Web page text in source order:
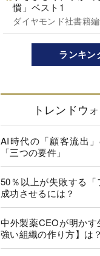
慣」ベスト1
ダイヤモンド社書籍
ランキン
トレンドウ
AI時代の「顧客流出
「三つの要件」
50％以上が失敗する
成功させるには？
中外製薬CEOが明か
強い組織の作り方】は？